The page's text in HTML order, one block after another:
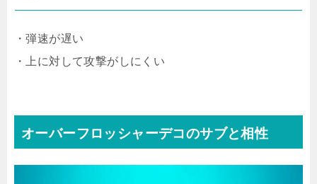
・弾速が遅い
・上に対して攻撃がしにくい
オーバーフロッシャーデコのサブと相性